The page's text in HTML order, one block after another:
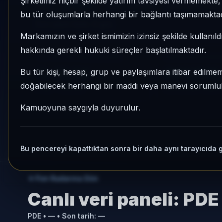
bu tür oluşumlarla herhangi bir bağlantı
Markamızın ve şirket ismimizin izinsiz şekilde
hakkında gerekli hukuki süreçler başlatılmaktadır.
Bu tür kişi, hesap, grup ve paylaşımlara itibar
doğabilecek herhangi bir maddi veya manevi
Kamuoyuna saygıyla duyurulur.
Bu pencereyi kapattıktan sonra bir daha aynı tarayıcıda
PDE Serbest Risk: Yüksek Son fiyat:
%-10,24
3 Ay:+%25,46
866/931
Momentum bazlı
Fon Radarına Dön
Canlı veri paneli: PDE
PDE • — • Son tarih: —